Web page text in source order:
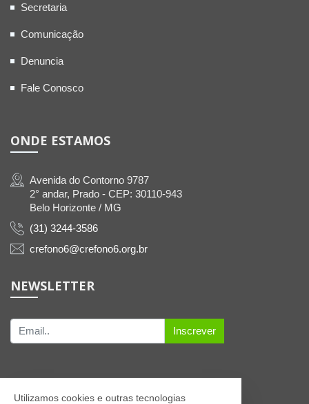
Secretaria
Comunicação
Denuncia
Fale Conosco
ONDE ESTAMOS
Avenida do Contorno 9787
2° andar, Prado - CEP: 30110-943
Belo Horizonte / MG
(31) 3244-3586
crefono6@crefono6.org.br
NEWSLETTER
Inscrever
Utilizamos cookies e outras tecnologias